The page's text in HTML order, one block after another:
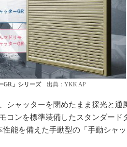
GR」シリーズ出典：YKK AP
シャッターを閉めたまま採光と通
コンを標準装備したスタンダード
能を備えた手動型の「手動シャ